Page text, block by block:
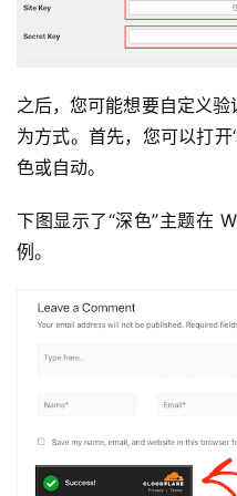
之后，您可能想要自定义
为方式。首先，您可以打
色或自动。
下图显示了“深色”主题在
例。